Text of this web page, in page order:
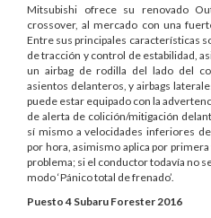
Mitsubishi ofrece su renovado
crossover, al mercado con una
Entre sus principales características
de tracción y control de estabilidad,
un airbag de rodilla del lado del
asientos delanteros, y airbags
puede estar equipado con la
de alerta de colición/mitigación
sí mismo a velocidades inferiores
por hora, asimismo aplica por
problema; si el conductor todavía no
modo ‘Pánico total de frenado’.
Puesto 4 Subaru Forester 2016